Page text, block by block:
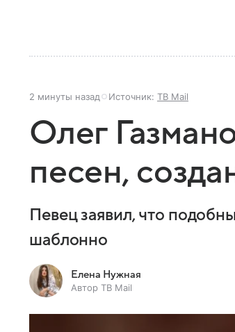
2 минуты назад Источник: ТВ Mail
Олег
песен,
Певец заявил, что
шаблонно
Елена Нужная
Автор ТВ Mail